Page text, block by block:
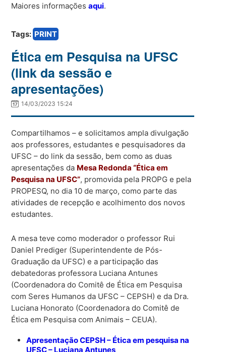
Maiores informaçõesaqui.
Tags: PRINT
Ética em Pesquisa na UFSC
(link da sessão e
apresentações)
14/03/2023 15:24
Compartilhamos – e solicitamos ampla divulgação
aos professores, estudantes e pesquisadores da
UFSC – do link da sessão, bem como as duas
apresentações da Mesa Redonda “Ética em
Pesquisa na UFSC”, promovida pela PROPG e pela
PROPESQ, no dia 10 de março, como parte das
atividades de recepção e acolhimento dos novos
estudantes.
A mesa teve como moderador o professor Rui
Daniel Prediger (Superintendente de Pós-
Graduação da UFSC) e a participação das
debatedoras professora Luciana Antunes
(Coordenadora do Comitê de Ética em Pesquisa
com Seres Humanos da UFSC – CEPSH) e da Dra.
Luciana Honorato (Coordenadora do Comitê de
Ética em Pesquisa com Animais – CEUA).
Apresentação CEPSH – Ética em pesquisa na
UFSC – Luciana Antunes